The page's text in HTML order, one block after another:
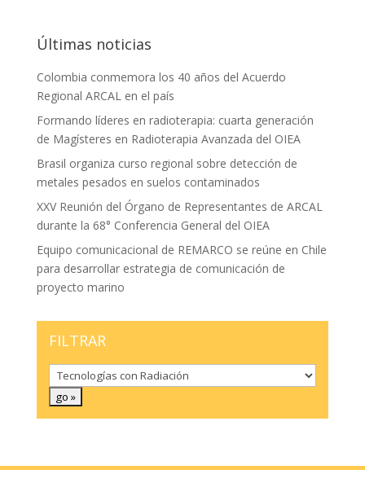
Últimas noticias
Colombia conmemora los 40 años del Acuerdo
Regional ARCAL en el país
Formando líderes en radioterapia: cuarta generación
de Magísteres en Radioterapia Avanzada del OIEA
Brasil organiza curso regional sobre detección de
metales pesados en suelos contaminados
XXV Reunión del Órgano de Representantes de ARCAL
durante la 68° Conferencia General del OIEA
Equipo comunicacional de REMARCO se reúne en Chile
para desarrollar estrategia de comunicación de
proyecto marino
FILTRAR